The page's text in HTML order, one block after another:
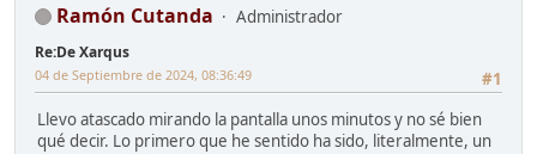
Ramón Cutanda Administrador
Re:De Xarqus
#1
04 de Septiembre de 2024, 08:36:49
Llevo atascado mirando la pantalla unos minutos y no sé bien
qué decir. Lo primero que he sentido ha sido, literalmente, un